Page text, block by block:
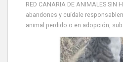
RED CANARIA DE ANIMALES SIN
abandones y cuídale
animal perdido o en adopción,